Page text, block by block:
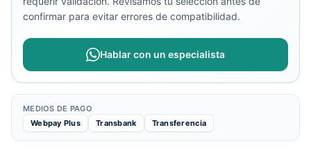
confirmar para evitar errores de compatibilidad.
Hablar con un especialista
MEDIOS DE PAGO
Webpay Plus
Transbank Transferencia